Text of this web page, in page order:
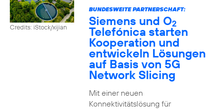
Credits: iStock/xijian
BUNDESWEITE PARTNERSCHAFT:
Siemens und O2
Telefónica starten
Kooperation und
entwickeln Lösungen
auf Basis von 5G
Network Slicing
Mit einer neuen
Konnektivitätslösung für